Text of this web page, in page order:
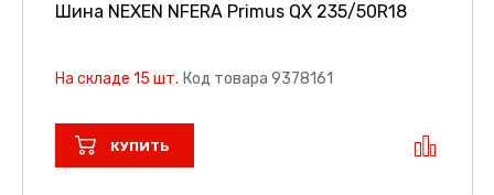
Шина NEXEN NFERA Primus QX 235/50R18
На складе 15 шт. Код товара 9378161
КУПИТЬ